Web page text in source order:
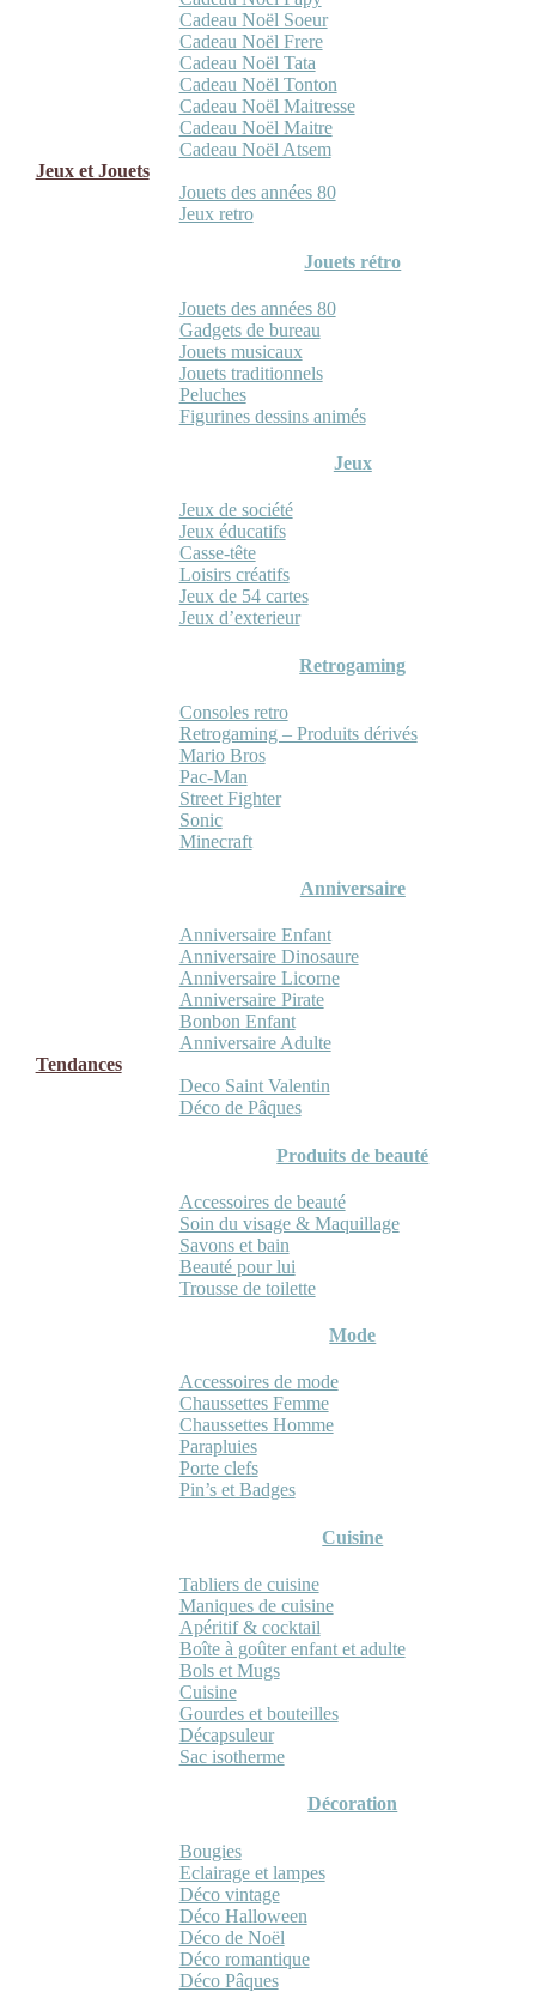
Cadeau Noël Soeur
Cadeau Noël Frere
Cadeau Noël Tata
Cadeau Noël Tonton
Cadeau Noël Maitresse
Cadeau Noël Maitre
Cadeau Noël Atsem
Jeux et Jouets
Jouets des années 80
Jeux retro
Jouets rétro
Jouets des années 80
Gadgets de bureau
Jouets musicaux
Jouets traditionnels
Peluches
Figurines dessins animés
Jeux
Jeux de société
Jeux éducatifs
Casse-tête
Loisirs créatifs
Jeux de 54 cartes
Jeux d’exterieur
Retrogaming
Consoles retro
Retrogaming – Produits dérivés
Mario Bros
Pac-Man
Street Fighter
Sonic
Minecraft
Anniversaire
Anniversaire Enfant
Anniversaire Dinosaure
Anniversaire Licorne
Anniversaire Pirate
Bonbon Enfant
Anniversaire Adulte
Tendances
Deco Saint Valentin
Déco de Pâques
Produits de beauté
Accessoires de beauté
Soin du visage & Maquillage
Savons et bain
Beauté pour lui
Trousse de toilette
Mode
Accessoires de mode
Chaussettes Femme
Chaussettes Homme
Parapluies
Porte clefs
Pin’s et Badges
Cuisine
Tabliers de cuisine
Maniques de cuisine
Apéritif & cocktail
Boîte à goûter enfant et adulte
Bols et Mugs
Cuisine
Gourdes et bouteilles
Décapsuleur
Sac isotherme
Décoration
Bougies
Eclairage et lampes
Déco vintage
Déco Halloween
Déco de Noël
Déco romantique
Déco Pâques